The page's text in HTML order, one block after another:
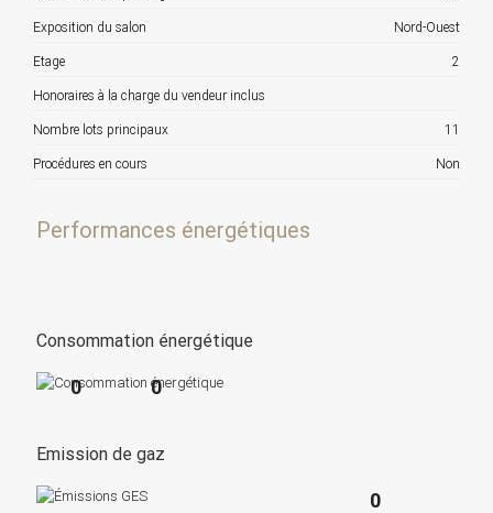
Exposition du salon Nord-Ouest
Etage 2
Honoraires à la charge du vendeur inclus
Nombre lots principaux 11
Procédures en cours Non
Performances énergétiques
Consommation énergétique
0 0
Emission de gaz
0